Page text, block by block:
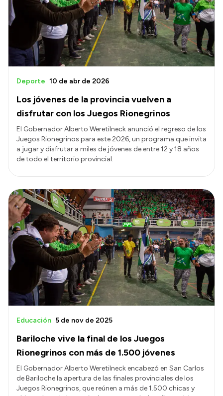
Los jóvenes de la provincia vuelven a
disfrutar con los Juegos Rionegrinos
Deporte 10 de abr de 2026
El Gobernador Alberto Weretilneck anunció el regreso de los
Juegos Rionegrinos para este 2026, un programa que invita
a jugar y disfrutar a miles de jóvenes de entre 12 y 18 años
de todo el territorio provincial.
Bariloche vive la final de los Juegos
Rionegrinos con más de 1.500 jóvenes
Educación 5 de nov de 2025
El Gobernador Alberto Weretilneck encabezó en San Carlos
de Bariloche la apertura de las finales provinciales de los
Juegos Rionegrinos, que reúnen a más de 1.500 chicas y